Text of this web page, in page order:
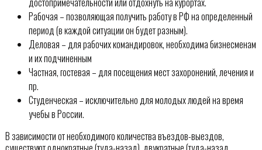
Рабочая – позволяющая получить работу в РФ на определенный
период (в каждой ситуации он будет разным).
Деловая – для рабочих командировок, необходима бизнесменам
и их подчиненным
Частная, гостевая – для посещения мест захоронений, лечения и
пр.
Студенческая – исключительно для молодых людей на время
учебы в России.
В зависимости от необходимого количества въездов-выездов,